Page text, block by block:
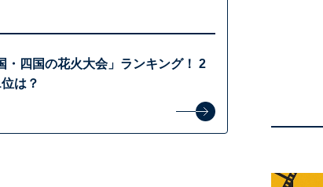
・四国の花火大会」ランキング！ 2
は？